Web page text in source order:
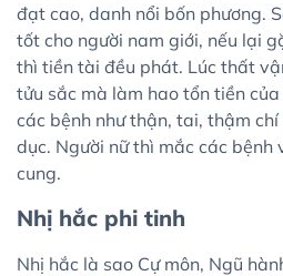
đạt cao, danh nổi bốn phương.
tốt cho người nam giới, nếu lại
thì tiền tài đều phát. Lúc thất
tửu sắc mà làm hao tổn tiền
các bệnh như thận, tai, thậm
dục. Người nữ thì mắc các bệnh
cung.
Nhị hắc phi tinh
Nhị hắc là sao Cự môn, Ngũ